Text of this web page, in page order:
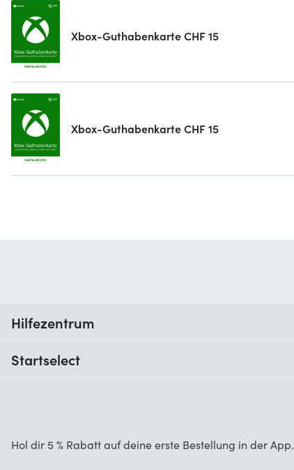
Xbox-Guthabenkarte CHF 15
Xbox-Guthabenkarte CHF 15
Hilfezentrum
Startselect
Startselect App
Hol dir 5 % Rabatt auf deine erste Bestellung in der App.